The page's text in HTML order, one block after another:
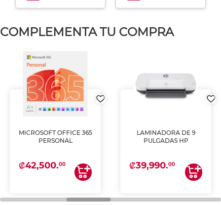
COMPLEMENTA TU COMPRA
MICROSOFT OFFICE 365
PERSONAL
₡42,500.00
LAMINADORA DE 9
PULGADAS HP
₡39,990.00